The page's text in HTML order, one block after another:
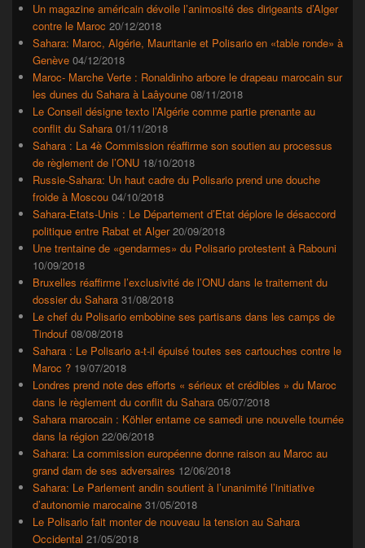
barre
latérale
Un magazine américain dévoile l’animosité des dirigeants d’Alger
contre le Maroc 20/12/2018
Sahara: Maroc, Algérie, Mauritanie et Polisario en «table ronde» à
Genève 04/12/2018
Maroc- Marche Verte : Ronaldinho arbore le drapeau marocain sur
les dunes du Sahara à Laâyoune 08/11/2018
Le Conseil désigne texto l’Algérie comme partie prenante au
conflit du Sahara 01/11/2018
Sahara : La 4è Commission réaffirme son soutien au processus
de règlement de l’ONU 18/10/2018
Russie-Sahara: Un haut cadre du Polisario prend une douche
froide à Moscou 04/10/2018
Sahara-Etats-Unis : Le Département d’Etat déplore le désaccord
politique entre Rabat et Alger 20/09/2018
Une trentaine de «gendarmes» du Polisario protestent à Rabouni
10/09/2018
Bruxelles réaffirme l’exclusivité de l’ONU dans le traitement du
dossier du Sahara 31/08/2018
Le chef du Polisario embobine ses partisans dans les camps de
Tindouf 08/08/2018
Sahara : Le Polisario a-t-il épuisé toutes ses cartouches contre le
Maroc ? 19/07/2018
Londres prend note des efforts « sérieux et crédibles » du Maroc
dans le règlement du conflit du Sahara 05/07/2018
Sahara marocain : Köhler entame ce samedi une nouvelle tournée
dans la région 22/06/2018
Sahara: La commission européenne donne raison au Maroc au
grand dam de ses adversaires 12/06/2018
Sahara: Le Parlement andin soutient à l’unanimité l’initiative
d’autonomie marocaine 31/05/2018
Le Polisario fait monter de nouveau la tension au Sahara
Occidental 21/05/2018